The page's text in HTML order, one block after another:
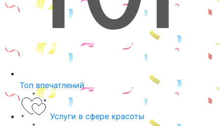
Топ впечатлений
Услуги в сфере красоты